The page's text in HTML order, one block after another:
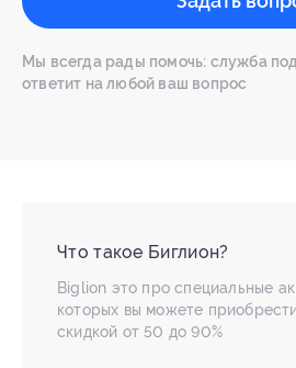
Мы всегда рады помочь: служба
ответит на любой ваш вопрос
Что такое Биглион?
Biglion это про специальные
которых вы можете
скидкой от 50 до 90%